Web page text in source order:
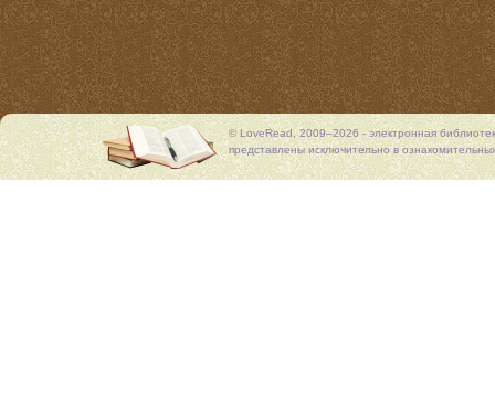
© LoveRead, 2009–2026 - электронная
представлены исключительно в